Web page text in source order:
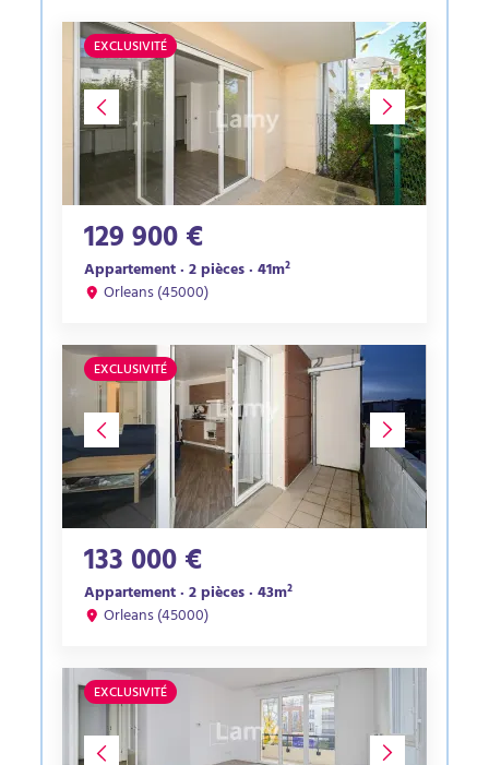
EXCLUSIVITÉ
129 900 €
Appartement · 2 pièces · 41m²
Orleans (45000)
EXCLUSIVITÉ
133 000 €
Appartement · 2 pièces · 43m²
Orleans (45000)
EXCLUSIVITÉ